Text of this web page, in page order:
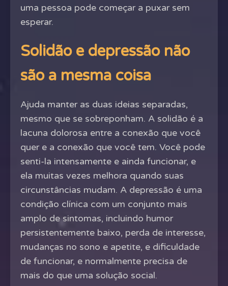
uma pessoa pode começar a puxar sem
esperar.
Solidão e depressão não
são a mesma coisa
Ajuda manter as duas ideias separadas,
mesmo que se sobreponham. A solidão é a
lacuna dolorosa entre a conexão que você
quer e a conexão que você tem. Você pode
senti-la intensamente e ainda funcionar, e
ela muitas vezes melhora quando suas
circunstâncias mudam. A depressão é uma
condição clínica com um conjunto mais
amplo de sintomas, incluindo humor
persistentemente baixo, perda de interesse,
mudanças no sono e apetite, e dificuldade
de funcionar, e normalmente precisa de
mais do que uma solução social.